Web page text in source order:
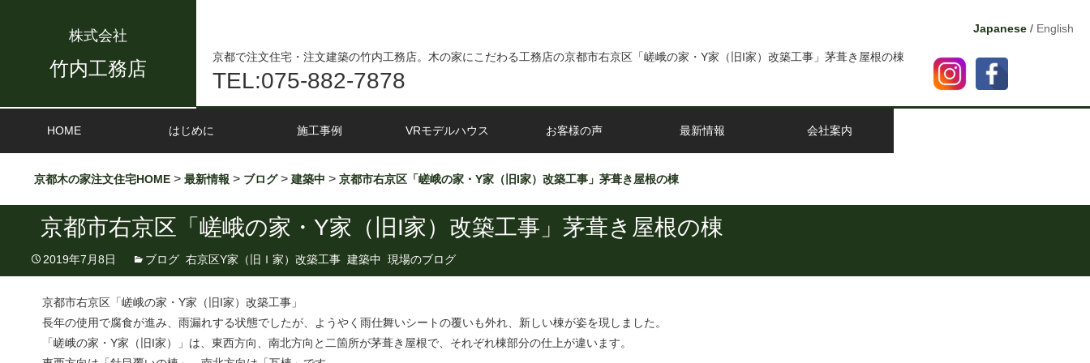
株式会社
竹内工務店
Japanese / English
京都で注文住宅・注文建築の竹内工務店。木の家にこだわる工務店の京都市右京区「嵯峨の家・Y家（旧I家）改築工事」茅葺き屋根の棟
TEL:075-882-7878
HOME はじめに 施工事例 VRモデルハウス お客様の声 最新情報 会社案内
京都木の家注文住宅HOME > 最新情報 > ブログ> 建築中 > 京都市右京区「嵯峨の家・Y家（旧I家）改築工事」茅葺き屋根の棟
京都市右京区「嵯峨の家・Y家（旧I家）改築工事」茅葺き屋根の棟
2019年7月8日 ブログ 右京区Y家（旧Ｉ家）改築工事 建築中 現場のブログ
京都市右京区「嵯峨の家・Y家（旧I家）改築工事」
長年の使用で腐食が進み、雨漏れする状態でしたが、ようやく雨仕舞いシートの覆いも外れ、新しい棟が姿を現しました。
「嵯峨の家・Y家（旧I家）」は、東西方向、南北方向と二箇所が茅葺き屋根で、それぞれ棟部分の仕上が違います。